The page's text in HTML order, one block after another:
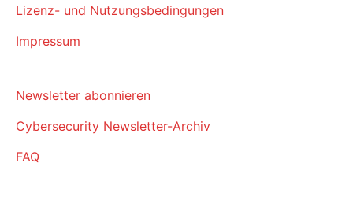
Lizenz- und Nutzungsbedingungen
Impressum
Newsletter abonnieren
Cybersecurity Newsletter-Archiv
FAQ